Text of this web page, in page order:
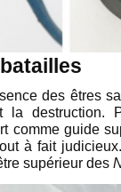
des êtres
destruction.
comme guide
à fait
être supérieur des